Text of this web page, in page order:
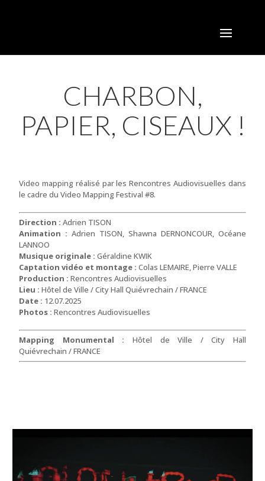
CHARBON,
PAPIER, CISEAUX !
Video mapping réalisé par les Rencontres Audiovisuelles dans
le cadre du Video Mapping Festival #8.
Direction : Adrien TISON
Animation : Adrien TISON, Shawna DERNONCOUR, Océane
LANNOO
Musique originale : Géraldine KWIK
Captation vidéo et montage : Colas LEMAIRE, Pierre VALLE
Production : Rencontres Audiovisuelles
Lieu : Hôtel de Ville / City Hall Quiévrechain / FRANCE
Date : 12.07.2025
Photos : Rencontres Audiovisuelles
Mapping Monumental : Hôtel de Ville / City Hall
Quiévrechain / FRANCE